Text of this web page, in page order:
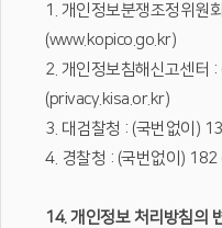
1. 개인정보분쟁조정위원
(www.kopico.go.kr)
2. 개인정보침해신고센터
(privacy.kisa.or.kr)
3. 대검찰청 : (국번없이)
4. 경찰청 : (국번없이)
14. 개인정보 처리방침의